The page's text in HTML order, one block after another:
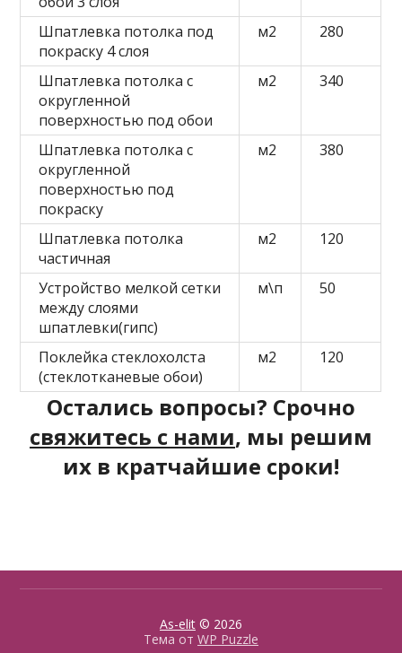
Шпатлевка потолка под
покраску 4 слоя
м2 280
Шпатлевка потолка с
округленной
поверхностью под обои
м2 340
Шпатлевка потолка с
округленной
поверхностью под
покраску
м2 380
Шпатлевка потолка
частичная
м2 120
Устройство мелкой сетки
между слоями
шпатлевки(гипс)
м\п 50
Поклейка стеклохолста
(стеклотканевые обои)
м2 120
Остались вопросы? Срочно
свяжитесь с нами, мы решим
их в кратчайшие сроки!
As-elit © 2026
Тема от WP Puzzle